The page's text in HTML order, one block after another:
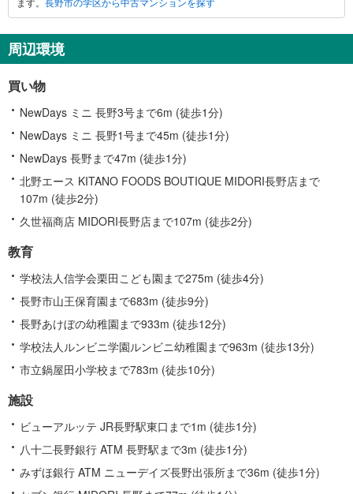
に
す
る
報
周辺環境
買い物
NewDays ミニ 長野3号まで6m (徒歩1分)
NewDays ミニ 長野1号まで45m (徒歩1分)
NewDays 長野まで47m (徒歩1分)
北野エース KITANO FOODS BOUTIQUE MIDORI長野店まで
107m (徒歩2分)
久世福商店 MIDORI長野店まで107m (徒歩2分)
教育
学校法人信学会栗田こども園まで275m (徒歩4分)
長野市山王保育園まで683m (徒歩9分)
長野あけぼの幼稚園まで933m (徒歩12分)
学校法人ルンビニ学園ルンビニ幼稚園まで963m (徒歩13分)
市立鍋屋田小学校まで783m (徒歩10分)
施設
ビューアルッテ JR長野駅東口まで1m (徒歩1分)
八十二長野銀行 ATM 長野駅まで3m (徒歩1分)
みずほ銀行 ATM ニューデイズ長野出張所まで36m (徒歩1分)